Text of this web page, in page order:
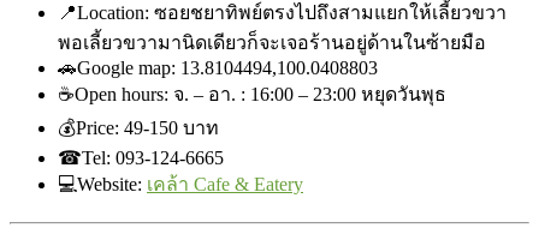
📍Location: ซอยชยาทิพย์ตรงไปถึงสามแยกให้เลี้ยวขวา
พอเลี้ยวขวามานิดเดียวก็จะเจอร้านอยู่ด้านในซ้ายมือ
🚗Google map: 13.8104494,100.0408803
☕Open hours: จ. – อา. : 16:00 – 23:00 หยุดวันพุธ
💰Price: ‎49-150 บาท
☎Tel: 093-124-6665
💻Website: เคล้า Cafe & Eatery